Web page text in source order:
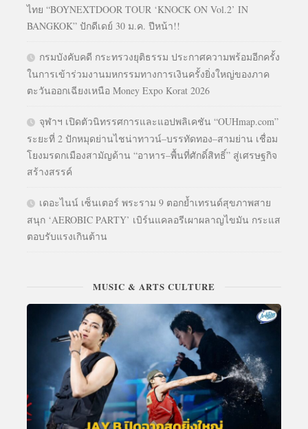
ไทย “BOYNEXTDOOR TOUR ‘KNOCK ON Vol.2’ IN
BANGKOK” ปักดีเดย์ 30 ม.ค. ปีหน้า!!
กรมบังคับคดี กระทรวงยุติธรรม ประกาศความพร้อมอีกครั้ง
ในการเข้าร่วมงานมหกรรมทางการเงินครั้งยิ่งใหญ่ของภาค
ตะวันออกเฉียงเหนือ Money Expo Korat 2026
จุฬาฯ เปิดตัวนิทรรศการและแอปพลิเคชัน “OUHmap.com”
ระยะที่ 2 ปักหมุดย่านไชน่าทาวน์–บรรทัดทอง–สามย่าน เชื่อม
โยงมรดกเมืองสามัญด้าน “อาหาร–พื้นที่ศักดิ์สิทธิ์” สู่เศรษฐกิจ
สร้างสรรค์
เดอะไนน์ เซ็นเตอร์ พระราม 9 ตอกย้ำเทรนด์สุขภาพสาย
สนุก ‘AEROBIC PARTY’ เบิร์นแคลอรีเผาผลาญไขมัน กระแส
ตอบรับแรงเกินต้าน
MUSIC & ARTS CULTURE